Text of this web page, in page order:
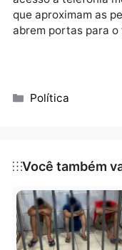
digital já é
Rondônia. Ela tem
direitos básicos à
desenvolvimento
por mais distante
que aproximam
abrem portas